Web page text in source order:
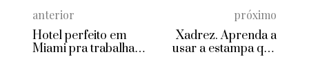
anterior
Hotel perfeito em
Miami pra trabalhar e
próximo
Xadrez. Aprenda a
usar a estampa que